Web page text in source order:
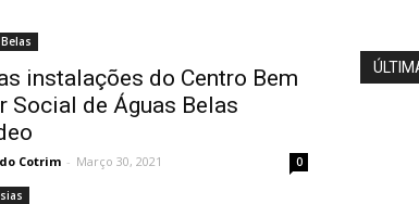
instalações do Centro Bem
Social de Águas Belas
Cotrim - Março 30, 2021 0